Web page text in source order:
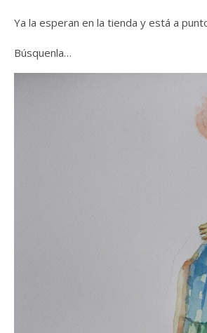
Ya la esperan en la tienda y está a
Búsquenla…